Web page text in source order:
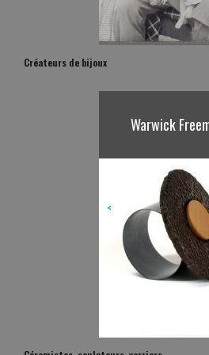
Créateurs de bijoux
Karl Fritsch
<